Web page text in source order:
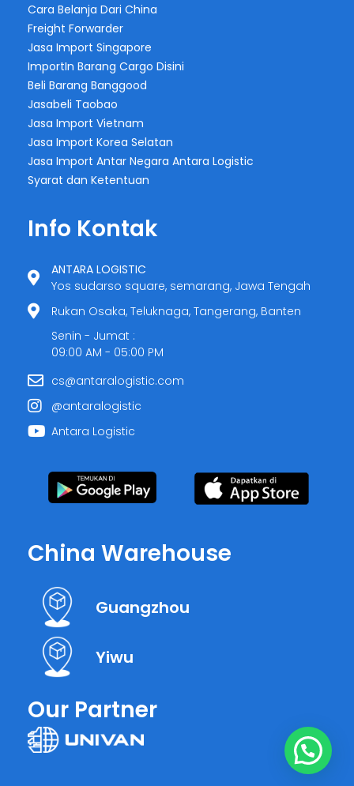
Cara Belanja Dari China
Freight Forwarder
Jasa Import Singapore
ImportIn Barang Cargo Disini
Beli Barang Banggood
Jasabeli Taobao
Jasa Import Vietnam
Jasa Import Korea Selatan
Jasa Import Antar Negara Antara Logistic
Syarat dan Ketentuan
Info Kontak
ANTARA LOGISTIC
Yos sudarso square, semarang, Jawa Tengah
Rukan Osaka, Teluknaga, Tangerang, Banten
Senin - Jumat :
09:00 AM - 05:00 PM
cs@antaralogistic.com
@antaralogistic
Antara Logistic
China Warehouse
Guangzhou
Yiwu
Our Partner